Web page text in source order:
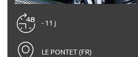
- 11 j
LE PONTET (FR)